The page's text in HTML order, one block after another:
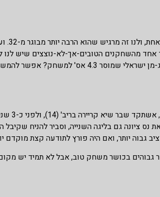
מאז
מהשחקנים הטובים-אך-לא-נוצצים שיש לנו
מצוין שעושה הכל; מתי לאחרונה ראיתם ביג-מן
לפני
גבוה יותר, ואם היה פורץ לתודעה קצת מוקדם
גבוהים בכושר משחק טוב, אבל לא תמיד יש